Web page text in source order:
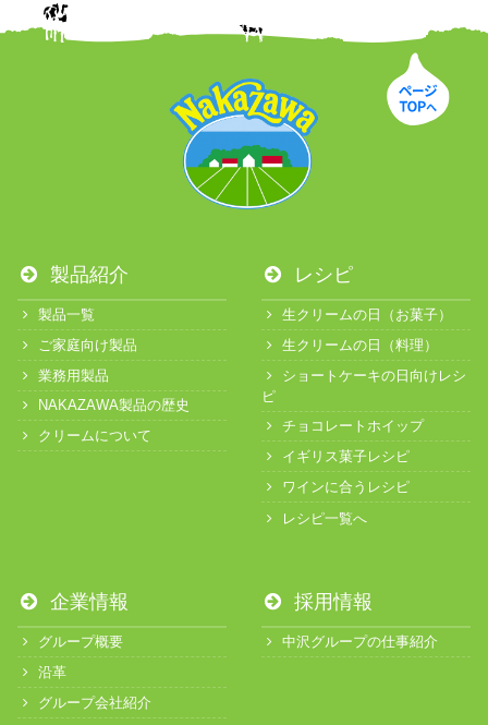
製品紹介
製品一覧
ご家庭向け製品
業務用製品
NAKAZAWA製品の歴史
クリームについて
レシピ
生クリームの日（お菓子）
生クリームの日（料理）
ショートケーキの日向けレシ
ピ
チョコレートホイップ
イギリス菓子レシピ
ワインに合うレシピ
レシピ一覧へ
企業情報
グループ概要
沿革
グループ会社紹介
採用情報
中沢グループの仕事紹介